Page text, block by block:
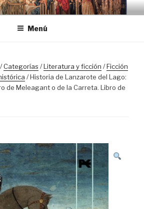
Menú
/Categorías /Literatura y ficción /Ficción
/ Historia de Lanzarote del Lago:
de Meleagant o de la Carreta. Libro de